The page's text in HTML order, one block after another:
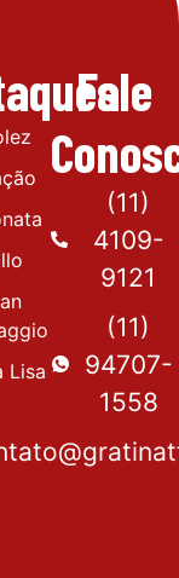
Lisa
Fale
(11)
4109-
9121
(11)
94707-
1558